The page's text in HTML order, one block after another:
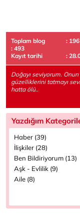
Toplam blog
: 196
: 493
Kayıt tarihi
:
Doğayı seviyorum.
güzelliklerini tatmayı
hatta ölü..
Yazdığım
Haber (39)
İlişkiler (28)
Ben Bildiriyorum (13)
Aşk - Evlilik (9)
Aile (8)